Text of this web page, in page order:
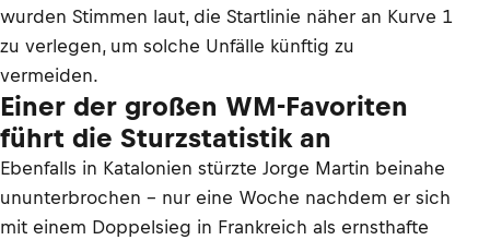
wurden Stimmen laut, die Startlinie näher an Kurve 1
zu verlegen, um solche Unfälle künftig zu
vermeiden.
Einer der großen WM-Favoriten
führt die Sturzstatistik an
Ebenfalls in Katalonien stürzte Jorge Martin beinahe
ununterbrochen – nur eine Woche nachdem er sich
mit einem Doppelsieg in Frankreich als ernsthafte